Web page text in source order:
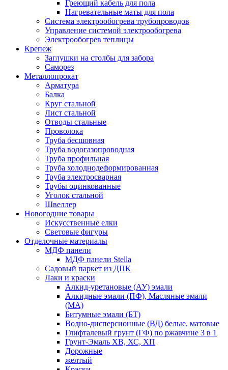
Греющий кабель для пола
Нагревательные маты для пола
Система электрообогрева трубопроводов
Управление системой электрообогрева
Электрообогрев теплицы
Крепеж
Заглушки на столбы для забора
Саморез
Металлопрокат
Арматура
Балка
Круг стальной
Лист стальной
Отводы стальные
Проволока
Труба бесшовная
Труба водогазопроводная
Труба профильная
Труба холоднодеформированная
Труба электросварная
Трубы оцинкованные
Уголок стальной
Швеллер
Новогодние товары
Искусственные елки
Световые фигуры
Отделочные материалы
МДФ панели
МДФ панели Stella
Садовый паркет из ДПК
Лаки и краски
Алкид-уретановые (АУ) эмали
Алкидные эмали (ПФ), Масляные эмали
(МА)
Битумные эмали (БТ)
Водно-дисперсионные (ВД) белые, матовые
Глифталевый грунт (ГФ) по ржавчине 3 в 1
Грунт-Эмаль ХВ, ХС, ХП
Дорожные
желтый